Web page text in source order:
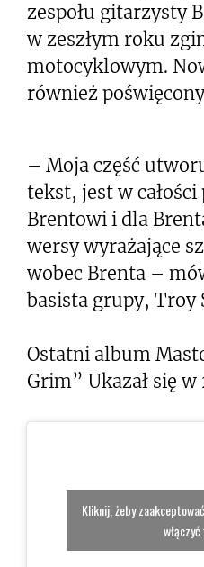
zespołu gitarzysty
w zeszłym roku
motocyklowym.
również
– Moja część
tekst, jest w całości
Brentowi i dla
wersy wyrażające
wobec Brenta –
basista grupy, Troy
Ostatni album
Grim” Ukazał się w
Kliknij, żeby